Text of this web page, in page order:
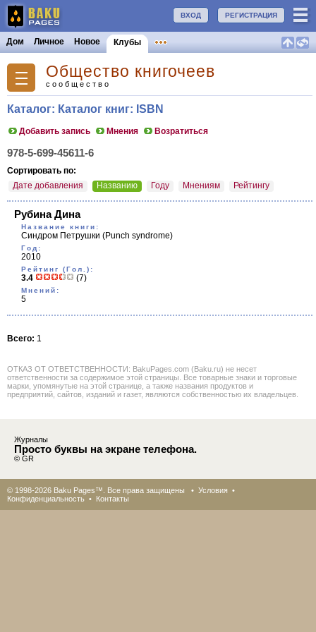
РЕГИСТРАЦИЯ
ВХОД
Дом Личное Новое Клубы
Общество книгочеев
сообщество
Каталог: Каталог книг: ISBN
Добавить запись Мнения Возратиться
978-5-699-45611-6
Сортировать по:
Дате добавления
Названию Году Мнениям Рейтингу
Рубина Дина
Название книги:
Синдром Петрушки (Punch syndrome)
Год:
2010
Рейтинг (Гол.):
3.4 (7)
Мнений:
5
Всего: 1
ОТКАЗ ОТ ОТВЕТСТВЕННОСТИ: BakuPages.com (Baku.ru) не несет
ответственности за содержимое этой страницы. Все товарные знаки и торговые
марки, упомянутые на этой странице, а также названия продуктов и
предприятий, сайтов, изданий и газет, являются собственностью их владельцев.
Журналы
Просто буквы на экране телефона.
© GR
© 1998-2026 Baku Pages™. Все права защищены • Условия •
Конфиденциальность • Контакты